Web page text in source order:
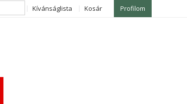
Kívánságlista Kosár Profilom